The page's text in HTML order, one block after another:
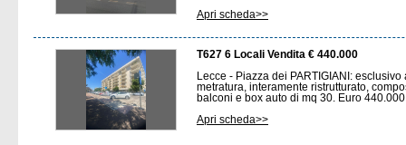
Apri scheda>>
T627 6 Locali Vendita € 440.000
Lecce - Piazza dei PARTIGIANI:
metratura, interamente ristrutturato,
balconi e box auto di mq 30. Euro
Apri scheda>>